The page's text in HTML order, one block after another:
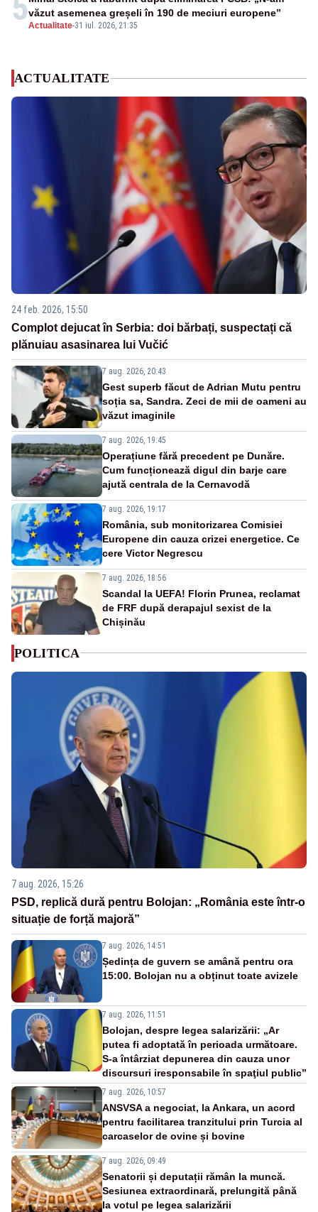
5Actualitate-31 iul. 2026, 21:35
văzut asemenea greșeli în 190 de meciuri europene”
ACTUALITATE
24 feb. 2026, 15:50
Complot dejucat în Serbia: doi bărbați, suspectați că
plănuiau asasinarea lui Vučić
7 aug. 2026, 20:43
Gest superb făcut de Adrian Mutu pentru
soția sa, Sandra. Zeci de mii de oameni au
văzut imaginile
7 aug. 2026, 19:45
Operațiune fără precedent pe Dunăre.
Cum funcționează digul din barje care
ajută centrala de la Cernavodă
7 aug. 2026, 19:17
România, sub monitorizarea Comisiei
Europene din cauza crizei energetice. Ce
cere Victor Negrescu
7 aug. 2026, 18:56
Scandal la UEFA! Florin Prunea, reclamat
de FRF după derapajul sexist de la
Chișinău
POLITICA
7 aug. 2026, 15:26
PSD, replică dură pentru Bolojan: „România este într-o
situație de forță majoră”
7 aug. 2026, 14:51
Ședința de guvern se amână pentru ora
15:00. Bolojan nu a obținut toate avizele
7 aug. 2026, 11:51
Bolojan, despre legea salarizării: „Ar
putea fi adoptată în perioada următoare.
S-a întârziat depunerea din cauza unor
discursuri iresponsabile în spaţiul public”
7 aug. 2026, 10:57
ANSVSA a negociat, la Ankara, un acord
pentru facilitarea tranzitului prin Turcia al
carcaselor de ovine și bovine
7 aug. 2026, 09:49
Senatorii și deputații rămân la muncă.
Sesiunea extraordinară, prelungită până
la votul pe legea salarizării